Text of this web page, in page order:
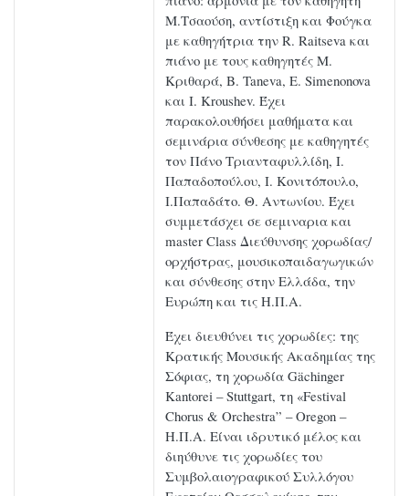
Μ.Τσαούση, αντίστιξη και Φούγκα
με καθηγήτρια την R. Raitseva και
πιάνο με τους καθηγητές Μ.
Κριθαρά, B. Taneva, E. Simenonova
και Ι. Kroushev. Έχει
παρακολουθήσει μαθήματα και
σεμινάρια σύνθεσης με καθηγητές
τον Πάνο Τριανταφυλλίδη, Ι.
Παπαδοπούλου, Ι. Κονιτόπουλο,
Ι.Παπαδάτο. Θ. Αντωνίου. Έχει
συμμετάσχει σε σεμιναρια και
master Class Διεύθυνσης χορωδίας/
ορχήστρας, μουσικοπαιδαγωγικών
και σύνθεσης στην Ελλάδα, την
Ευρώπη και τις Η.Π.Α.
Έχει διευθύνει τις χορωδίες: της
Κρατικής Μουσικής Ακαδημίας της
Σόφιας, τη χορωδία Gächinger
Kantorei – Stuttgart, τη «Festival
Chorus & Orchestra” – Oregon –
Η.Π.Α. Είναι ιδρυτικό μέλος και
διηύθυνε τις χορωδίες του
Συμβολαιογραφικού Συλλόγου